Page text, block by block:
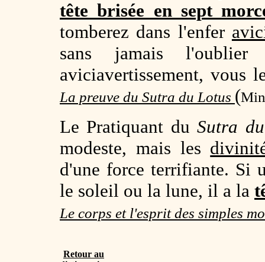
tête brisée en sept
tomberez dans l'enfer
sans jamais
aviciavertissement, vous
La preuve du Sutra du Lotus (
Le Pratiquant duSutra
modeste, mais les
d'une force terrifiante. Si
le soleil ou la lune, il a la
Le corps et l'esprit des simples
Retour au